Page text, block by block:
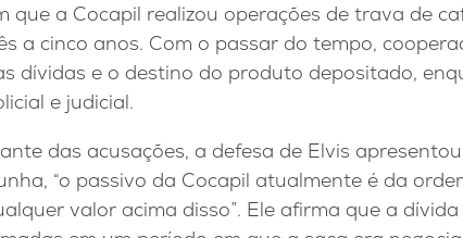
que a Cocapil realizou operações de trava de
a cinco anos. Com o passar do tempo,
dívidas e o destino do produto depositado,
e judicial.
das acusações, a defesa de Elvis
“o passivo da Cocapil atualmente é da
valor acima disso”. Ele afirma que a